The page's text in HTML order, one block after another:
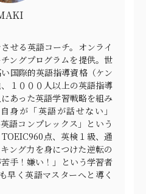
せる英語コーチ。オンライ
ングプログラムを提供。世
国際的英語指導資格（ケン
１０００人以上の英語指導
あった英語学習戦略を組み
身が「英語が話せない」
語コンプレックス」という
点、英検１級、通
ング力を身につけた逆転の
手！嫌い！」という学習者
早く英語マスターへと導く